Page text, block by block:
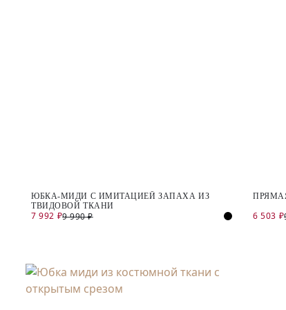
ЮБКА-МИДИ С ИМИТАЦИЕЙ ЗАПАХА ИЗ
ТВИДОВОЙ ТКАНИ
7 992 ₽9 990 ₽ 6 503 ₽